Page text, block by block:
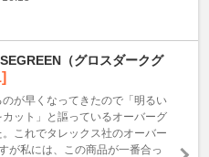
（グロスダークグ
が早くなってきたので「明るい
ット」と謳っているオーバーグ
これでタレックス社のオーバー
が私には、この商品が一番合っ